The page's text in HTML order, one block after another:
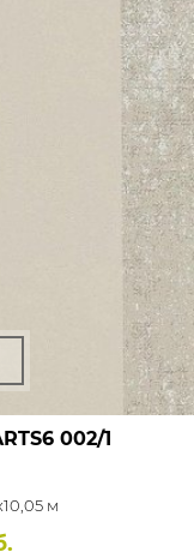
002/1
м